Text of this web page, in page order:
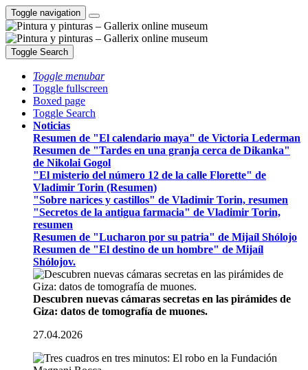
Toggle navigation
Toggle Search
Toggle menubar
Toggle fullscreen
Boxed page
Toggle Search
Noticias
Resumen de "El calendario maya" de Victoria Lederman
Resumen de "Tardes en una granja cerca de Dikanka"
de Nikolai Gogol
"El misterio del número 12 de la calle Florette" de
Vladimir Torin (Resumen)
"Sobre narices y castillos" de Vladimir Torin, resumen
"Secretos de la antigua farmacia" de Vladimir Torin,
resumen
Resumen de "Lucharon por su patria" de Mijaíl Shólojo
Resumen de "El destino de un hombre" de Mijaíl
Shólojov.
Descubren nuevas cámaras secretas en las pirámides de
Giza: datos de tomografía de muones.
27.04.2026